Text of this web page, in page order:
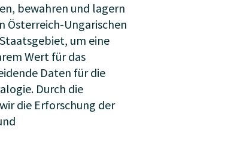
bewahren und lagern
Österreich-Ungarischen
um eine
Wert für das
Daten für die
Durch die
die Erforschung der